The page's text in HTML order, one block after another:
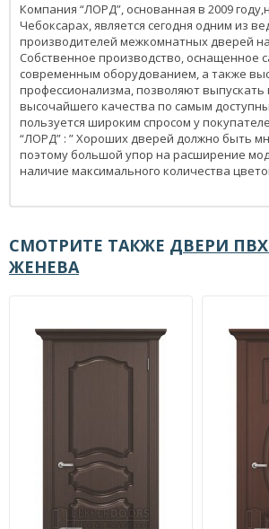
Компания “ЛОРД”, основанная в 2009
Чебоксарах, является сегодня одним из
производителей межкомнатных дверей
Собственное производство, оснащенное
современным оборудованием, а также
профессионализма, позволяют выпускать
высочайшего качества по самым
пользуется широким спросом у
“ЛОРД” : ” Хороших дверей должно быть
поэтому большой упор на расширение
наличие максимального количества
СМОТРИТЕ ТАКЖЕ ДВЕРИ
ЖЕНЕВА